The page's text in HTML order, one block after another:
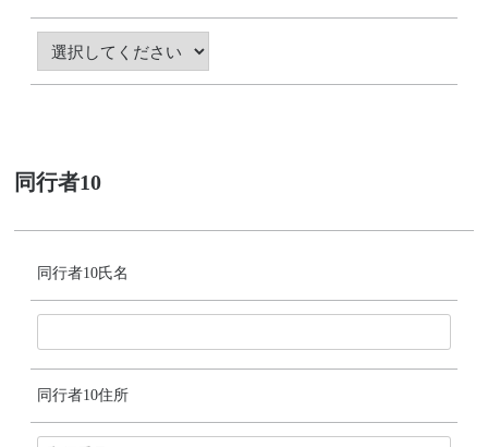
同行者10
同行者10氏名
同行者10住所